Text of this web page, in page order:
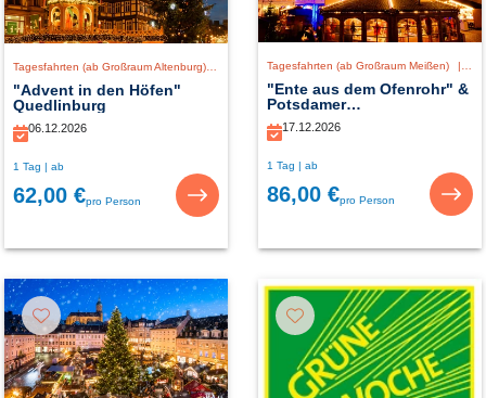
Deutschland
"Advent in den Höfen"
Quedlinburg
06.12.2026
1 Tag | ab
62,00 €pro Person
Tagesfahrten (ab Großraum Meißen)
"Ente aus dem Ofenrohr" &
Potsdamer
Weihnachtszauber
17.12.2026
1 Tag | ab
86,00 €pro Person